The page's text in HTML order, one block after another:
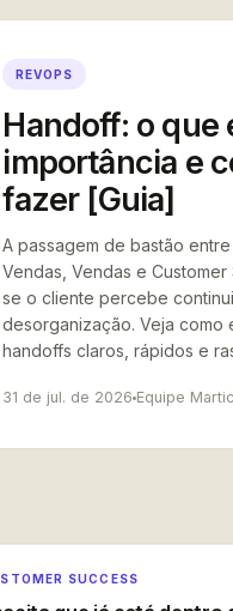
REVOPS
Handoff: o que
importância e
fazer [Guia]
A passagem de bastão
Vendas, Vendas e
se o cliente percebe
desorganização. Veja como
handoffs claros, rápidos e
31 de jul. de 2026 Equipe Martic
SUCCESS